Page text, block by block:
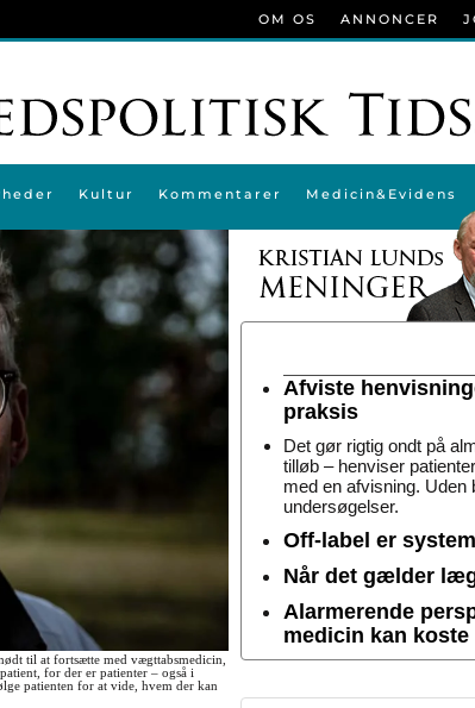
Kultur Kommentarer Medicin&Evidens
OM OS ANNONCER
til at fortsætte med vægttabsmedicin,
for der er patienter – også i
patienten for at vide, hvem der kan
Afviste
praksis
Det gør rigtig ondt på
tilløb – henviser
med en afvisning. Uden
undersøgelser.
Off-label er
Når det gælder
Alarmerende
medicin kan